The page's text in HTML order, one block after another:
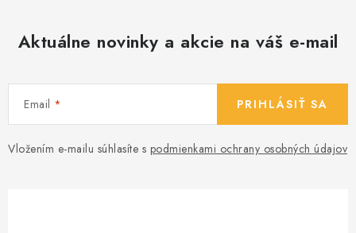
Aktuálne novinky a akcie na váš e-mail
Email
Vložením e-mailu súhlasíte s podmienkami ochrany osobných údajov
PRIHLÁSIŤ SA